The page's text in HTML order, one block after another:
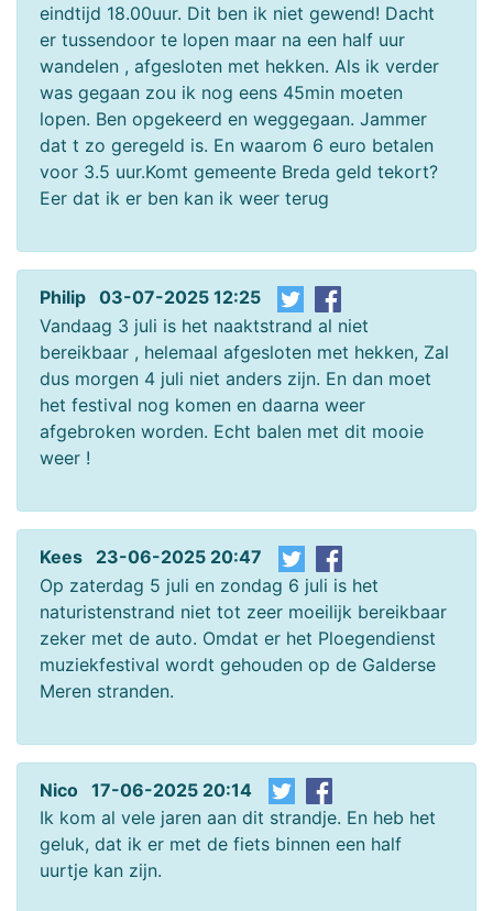
eindtijd 18.00uur. Dit ben ik niet gewend! Dacht
er tussendoor te lopen maar na een half uur
wandelen , afgesloten met hekken. Als ik verder
was gegaan zou ik nog eens 45min moeten
lopen. Ben opgekeerd en weggegaan. Jammer
dat t zo geregeld is. En waarom 6 euro betalen
voor 3.5 uur.Komt gemeente Breda geld tekort?
Eer dat ik er ben kan ik weer terug
Philip 03-07-2025 12:25
Vandaag 3 juli is het naaktstrand al niet
bereikbaar , helemaal afgesloten met hekken, Zal
dus morgen 4 juli niet anders zijn. En dan moet
het festival nog komen en daarna weer
afgebroken worden. Echt balen met dit mooie
weer !
Kees 23-06-2025 20:47
Op zaterdag 5 juli en zondag 6 juli is het
naturistenstrand niet tot zeer moeilijk bereikbaar
zeker met de auto. Omdat er het Ploegendienst
muziekfestival wordt gehouden op de Galderse
Meren stranden.
Nico 17-06-2025 20:14
Ik kom al vele jaren aan dit strandje. En heb het
geluk, dat ik er met de fiets binnen een half
uurtje kan zijn.